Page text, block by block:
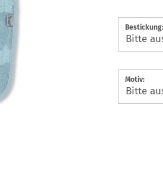
Bestickung:
Motiv: